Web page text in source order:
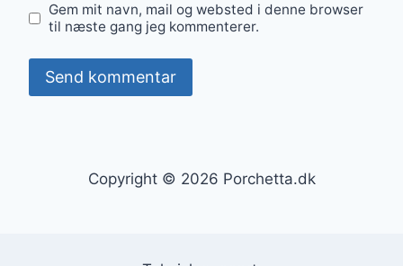
Gem mit navn, mail og websted i denne browser
til næste gang jeg kommenterer.
Copyright © 2026 Porchetta.dk